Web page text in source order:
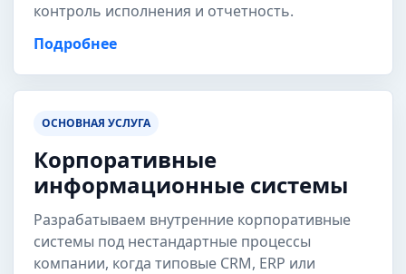
контроль исполнения и отчетность.
Подробнее
ОСНОВНАЯ УСЛУГА
Корпоративные
информационные системы
Разрабатываем внутренние корпоративные
системы под нестандартные процессы
компании, когда типовые CRM, ERP или